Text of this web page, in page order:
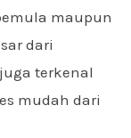
maupun
dari
terkenal
mudah dari